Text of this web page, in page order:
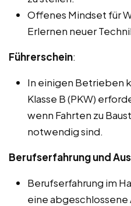
Offenes Mindset für
Erlernen neuer
Führerschein:
In einigen Betrieben
Klasse B (PKW)
wenn Fahrten zu
notwendig sind.
Berufserfahrung und
Berufserfahrung im
eine abgeschlossene